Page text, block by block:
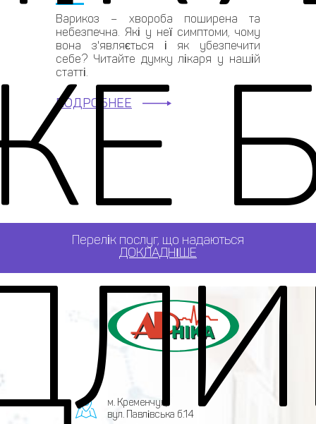
Варикоз – хвороба поширена та
небезпечна. Які у неї симптоми, чому
вона з'являється і як убезпечити
себе? Читайте думку лікаря у нашій
статті.
ПОДРОБНЕЕ
Перелік послуг, що надаються
ДОКЛАДНІШЕ
м. Кременчук,
вул. Павлівська б.14